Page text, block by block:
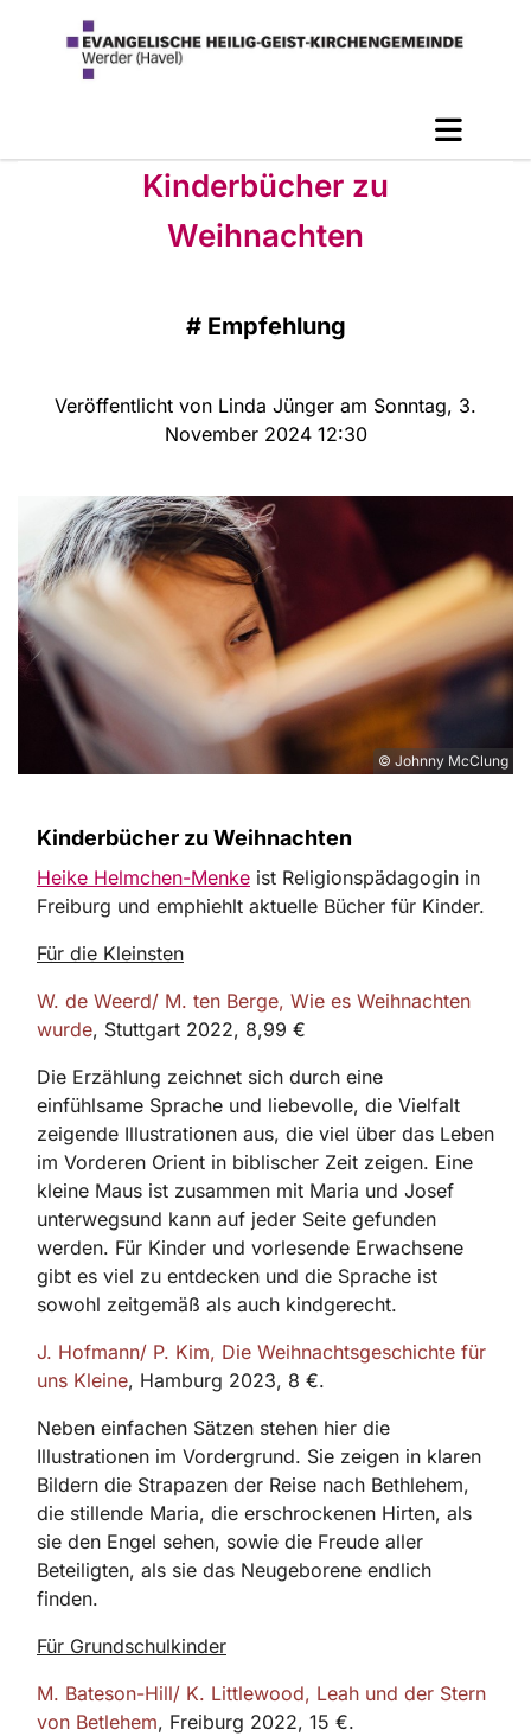
Kinderbücher zu
Weihnachten
# Empfehlung
Veröffentlicht von Linda Jünger am Sonntag, 3.
November 2024 12:30
© Johnny McClung
Kinderbücher zu Weihnachten
Heike Helmchen-Menke ist Religionspädagogin in
Freiburg und emphiehlt aktuelle Bücher für Kinder.
Für die Kleinsten
W. de Weerd/ M. ten Berge, Wie es Weihnachten
wurde, Stuttgart 2022, 8,99 €
Die Erzählung zeichnet sich durch eine
einfühlsame Sprache und liebevolle, die Vielfalt
zeigende Illustrationen aus, die viel über das Leben
im Vorderen Orient in biblischer Zeit zeigen. Eine
kleine Maus ist zusammen mit Maria und Josef
unterwegsund kann auf jeder Seite gefunden
werden. Für Kinder und vorlesende Erwachsene
gibt es viel zu entdecken und die Sprache ist
sowohl zeitgemäß als auch kindgerecht.
J. Hofmann/ P. Kim, Die Weihnachtsgeschichte für
uns Kleine, Hamburg 2023, 8 €.
Neben einfachen Sätzen stehen hier die
Illustrationen im Vordergrund. Sie zeigen in klaren
Bildern die Strapazen der Reise nach Bethlehem,
die stillende Maria, die erschrockenen Hirten, als
sie den Engel sehen, sowie die Freude aller
Beteiligten, als sie das Neugeborene endlich
finden.
Für Grundschulkinder
M. Bateson-Hill/ K. Littlewood, Leah und der Stern
von Betlehem, Freiburg 2022, 15 €.